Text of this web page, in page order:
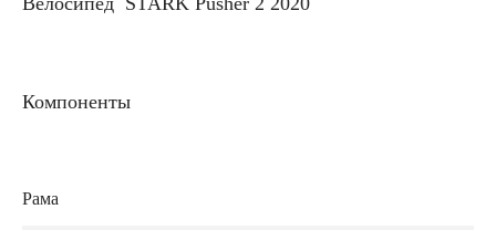
Компоненты
Рама